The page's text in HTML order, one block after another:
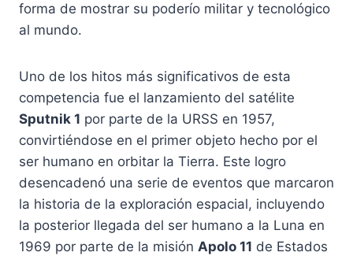
forma de mostrar su poderío militar y tecnológico
al mundo.
Uno de los hitos más significativos de esta
competencia fue el lanzamiento del satélite
Sputnik 1 por parte de la URSS en 1957,
convirtiéndose en el primer objeto hecho por el
ser humano en orbitar la Tierra. Este logro
desencadenó una serie de eventos que marcaron
la historia de la exploración espacial, incluyendo
la posterior llegada del ser humano a la Luna en
1969 por parte de la misión Apolo 11 de Estados